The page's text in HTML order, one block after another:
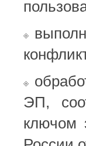
ЭП,
ключом